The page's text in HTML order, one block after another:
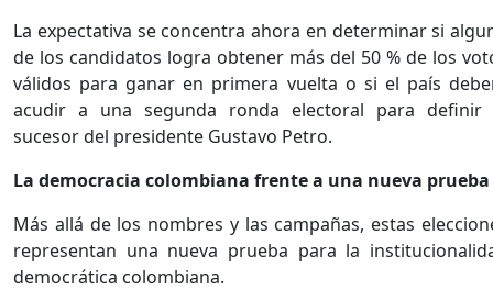
La expectativa se concentra ahora en determinar si
de los candidatos logra obtener más del 50 % de los
válidos para ganar en primera vuelta o si el país
acudir a una segunda ronda electoral para definir
sucesor del presidente Gustavo Petro.
La democracia colombiana frente a una nueva prueba
Más allá de los nombres y las campañas, estas
representan una nueva prueba para la
democrática colombiana.